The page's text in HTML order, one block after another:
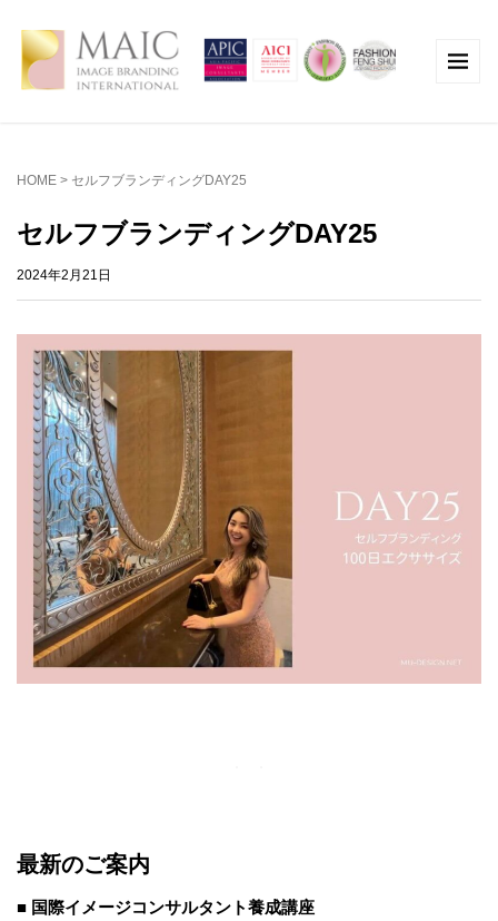
HOME > セルフブランディングDAY25
セルフブランディングDAY25
2024年2月21日
最新のご案内
■ 国際イメージコンサルタント養成講座